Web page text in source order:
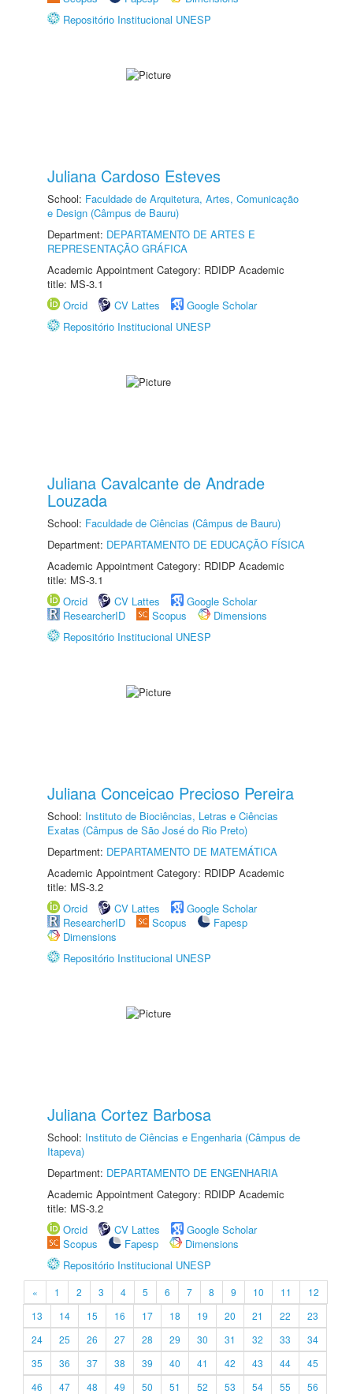
Repositório Institucional UNESP
Juliana Cardoso Esteves
School: Faculdade de Arquitetura, Artes, Comunicação
e Design (Câmpus de Bauru)
Department: DEPARTAMENTO DE ARTES E
REPRESENTAÇÃO GRÁFICA
Academic Appointment Category: RDIDP Academic
title: MS-3.1
Orcid
CV Lattes
Google Scholar
Repositório Institucional UNESP
Juliana Cavalcante de Andrade
Louzada
School: Faculdade de Ciências (Câmpus de Bauru)
Department: DEPARTAMENTO DE EDUCAÇÃO FÍSICA
Academic Appointment Category: RDIDP Academic
title: MS-3.1
Orcid
CV Lattes
Google Scholar
ResearcherID
Scopus
Dimensions
Repositório Institucional UNESP
Juliana Conceicao Precioso Pereira
School: Instituto de Biociências, Letras e Ciências
Exatas (Câmpus de São José do Rio Preto)
Department: DEPARTAMENTO DE MATEMÁTICA
Academic Appointment Category: RDIDP Academic
title: MS-3.2
Orcid
CV Lattes
Google Scholar
ResearcherID
Scopus
Fapesp
Dimensions
Repositório Institucional UNESP
Juliana Cortez Barbosa
School: Instituto de Ciências e Engenharia (Câmpus de
Itapeva)
Department: DEPARTAMENTO DE ENGENHARIA
Academic Appointment Category: RDIDP Academic
title: MS-3.2
Orcid
CV Lattes
Google Scholar
Scopus
Fapesp
Dimensions
Repositório Institucional UNESP
« 1 2 3 4 5 6 7 8 9 10 11
12
13
14 15 16 17 18 19 20 21 22
23
24
25 26 27 28 29 30 31 32 33
34
35
36 37 38 39 40 41 42 43 44
45
46
47 48 49 50 51 52 53 54 55
56